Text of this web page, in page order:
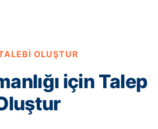
OLUŞTUR
için Talep